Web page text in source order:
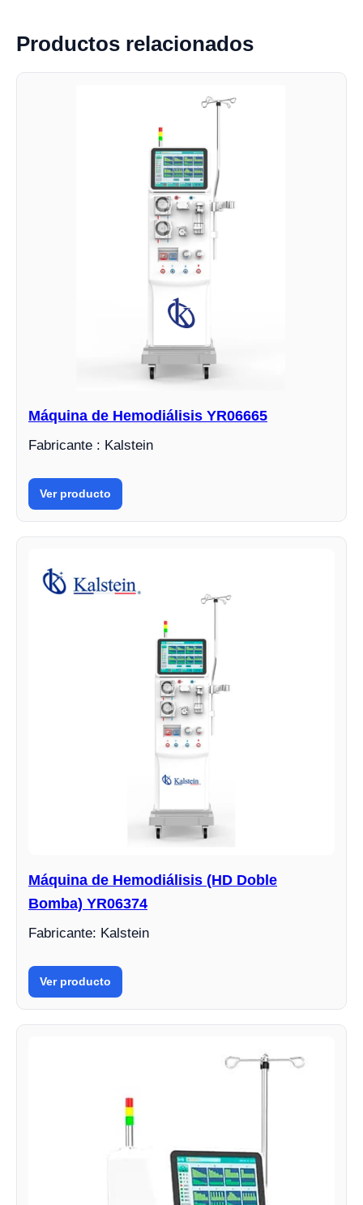
Productos relacionados
Máquina de Hemodiálisis YR06665
Fabricante : Kalstein
Ver producto
Máquina de Hemodiálisis (HD Doble
Bomba) YR06374
Fabricante: Kalstein
Ver producto